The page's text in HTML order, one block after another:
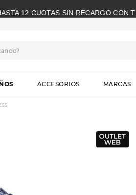
12 CUOTAS SIN RECARGO CON
ACCESORIOS MARCAS